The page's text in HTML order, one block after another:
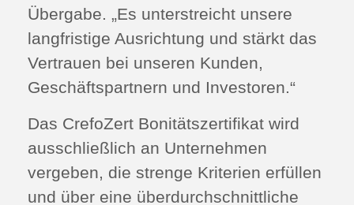
Übergabe. „Es unterstreicht unsere
langfristige Ausrichtung und stärkt das
Vertrauen bei unseren Kunden,
Geschäftspartnern und Investoren.“
Das CrefoZert Bonitätszertifikat wird
ausschließlich an Unternehmen
vergeben, die strenge Kriterien erfüllen
und über eine überdurchschnittliche